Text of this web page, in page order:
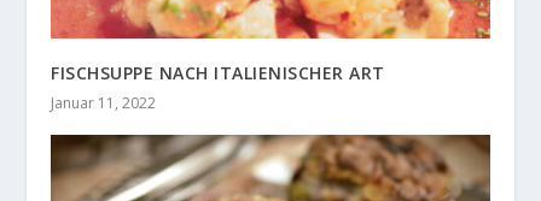
FISCHSUPPE NACH ITALIENISCHER ART
Januar 11, 2022